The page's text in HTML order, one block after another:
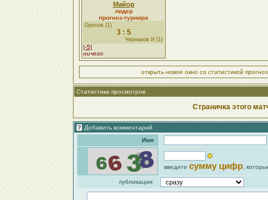
Майор
лидер
прогноз-турнира
Орехов (1)
3 : 5
Чернаков И (1)
[-5]
ничего
открыть новое окно со статистикой
Статистика просмотров
Страничка этого
Добавить комментарий
Имя
введите сумму цифр ,
публикация: